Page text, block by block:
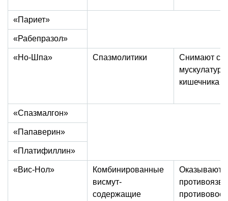
«Париет»
«Рабепразол»
«Но-Шпа» Спазмолитики
Снимают
кишечника
«Спазмалгон»
«Папаверин»
«Платифиллин»
«Вис-Нол»
Комбинированные
висмут-
содержащие
Оказывают